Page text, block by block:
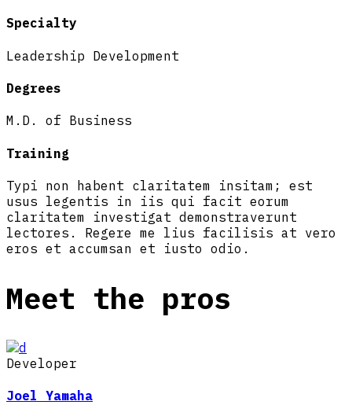
Specialty
Leadership Development
Degrees
M.D. of Business
Training
Typi non habent claritatem insitam; est
usus legentis in iis qui facit eorum
claritatem investigat demonstraverunt
lectores. Regere me lius facilisis at vero
eros et accumsan et iusto odio.
Meet the pros
Developer
Joel Yamaha